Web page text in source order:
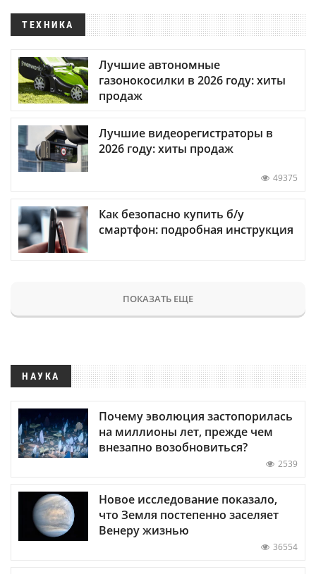
ТЕХНИКА
Лучшие автономные
газонокосилки в 2026 году: хиты
продаж
Лучшие видеорегистраторы в
2026 году: хиты продаж
49375
Как безопасно купить б/у
смартфон: подробная инструкция
ПОКАЗАТЬ ЕЩЕ
НАУКА
Почему эволюция застопорилась
на миллионы лет, прежде чем
внезапно возобновиться?
2539
Новое исследование показало,
что Земля постепенно заселяет
Венеру жизнью
36554